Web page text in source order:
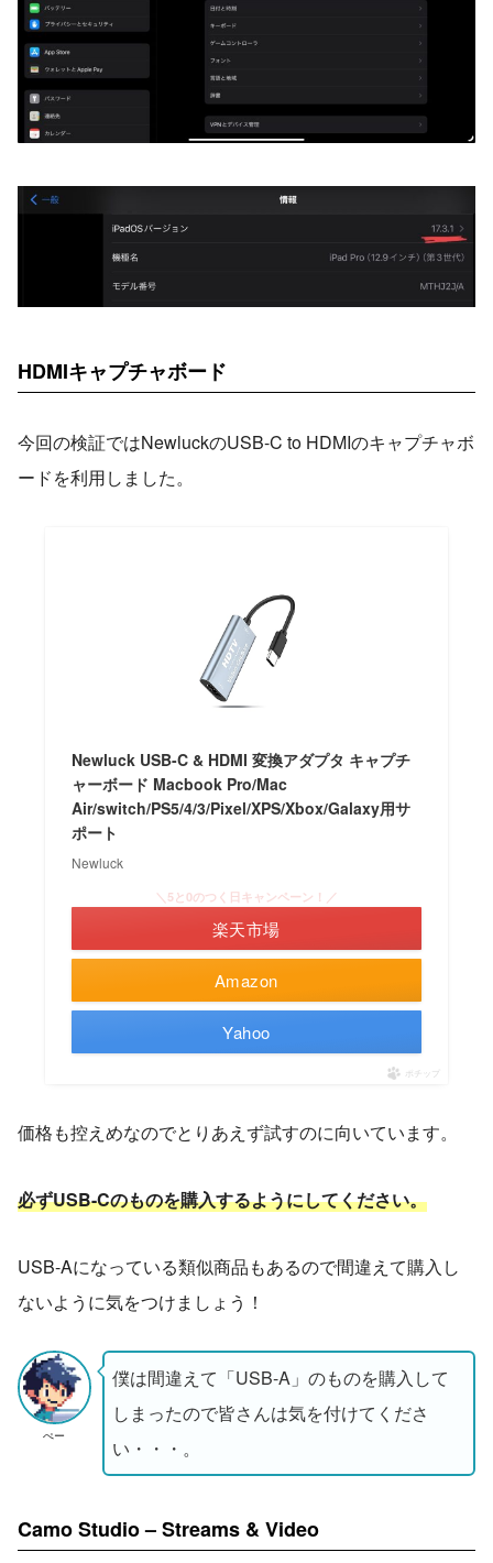
HDMIキャプチャボード
今回の検証ではNewluckのUSB-C to HDMIのキャプチャボ
ードを利用しました。
Newluck USB-C & HDMI 変換アダプタ キャプチ
ャーボード Macbook Pro/Mac
Air/switch/PS5/4/3/Pixel/XPS/Xbox/Galaxy用サ
ポート
Newluck
Amazon
＼5と0のつく日キャンペーン！／
楽天市場
Yahoo
ポチップ
価格も控えめなのでとりあえず試すのに向いています。
必ずUSB-Cのものを購入するようにしてください。
USB-Aになっている類似商品もあるので間違えて購入し
ないように気をつけましょう！
ぺー
僕は間違えて「USB-A」のものを購入して
しまったので皆さんは気を付けてくださ
い・・・。
Camo Studio – Streams & Video